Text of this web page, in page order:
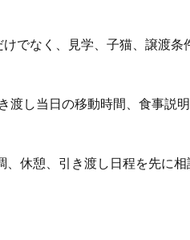
でなく、見学、子猫、譲渡条
し当日の移動時間、食事説
休憩、引き渡し日程を先に相